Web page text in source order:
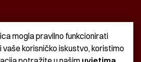
mogla pravilno funkcionirati
vaše korisničko iskustvo, koristimo